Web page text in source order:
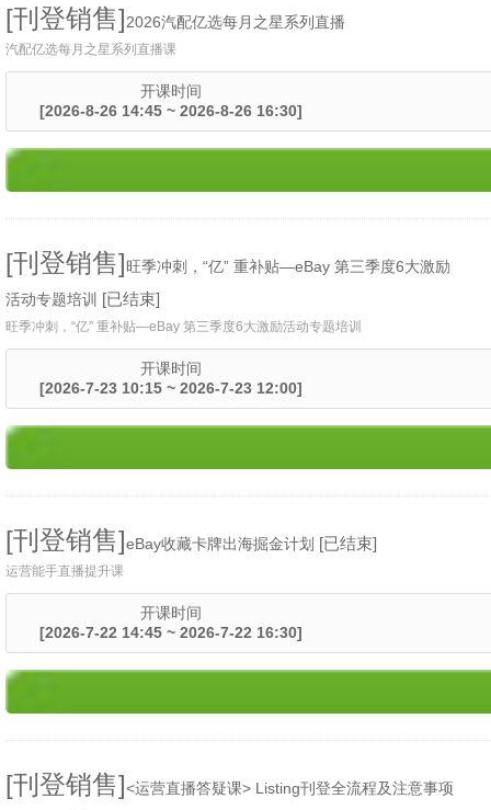
[刊登销售]2026汽配亿选每月之星系列直播
汽配亿选每月之星系列直播课
开课时间
[2026-8-26 14:45 ~ 2026-8-26 16:30]
[刊登销售]旺季冲刺，“亿” 重补贴—eBay 第三季度6大激励
活动专题培训 [已结束]
旺季冲刺，“亿” 重补贴—eBay 第三季度6大激励活动专题培训
开课时间
[2026-7-23 10:15 ~ 2026-7-23 12:00]
[刊登销售]eBay收藏卡牌出海掘金计划 [已结束]
运营能手直播提升课
开课时间
[2026-7-22 14:45 ~ 2026-7-22 16:30]
[刊登销售]<运营直播答疑课> Listing刊登全流程及注意事项